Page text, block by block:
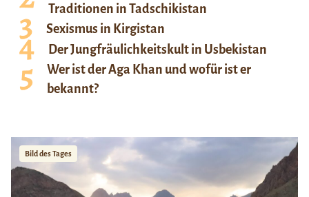
Traditionen in Tadschikistan
Sexismus in Kirgistan
Der Jungfräulichkeitskult in Usbekistan
Wer ist der Aga Khan und wofür ist er
bekannt?
Bild des Tages